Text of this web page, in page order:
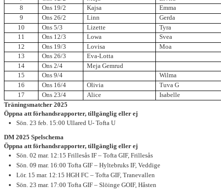
8
Ons 19/2 Kajsa
Emma
9
Ons 26/2 Linn
Gerda
10
Ons 5/3 Lizette
Tyra
11
Ons 12/3 Lowa
Svea
12
Ons 19/3 Lovisa
Moa
13
Ons 26/3
Eva-Lotta
14
Ons 2/4
Meja Gemrud
15
Ons 9/4
Wilma
16
Ons 16/4 Olivia
Tuva G
17
Ons 23/4 Alice
Isabelle
Träningsmatcher 2025
Öppna att förhandsrapporter, tillgänglig eller ej
Sön. 23 feb. 15:00 Ullared U- Tofta U
DM 2025 Spelschema
Öppna att förhandsrapporter, tillgänglig eller ej
Sön. 02 mar. 12:15 Frillesås IF – Tofta GIF, Frillesås
Sön. 09 mar. 16:00 Tofta GIF – Hyltebruks IF, Veddige
Lör. 15 mar. 12:15 HGH FC – Tofta GIF, Tranevallen
Sön. 23 mar. 17:00 Tofta GIF – Slöinge GOIF, Håsten